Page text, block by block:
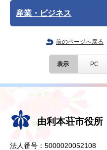
産業・ビジネス
前のページへ戻る
表示 PC
由利本荘市役所
法人番号：5000020052108